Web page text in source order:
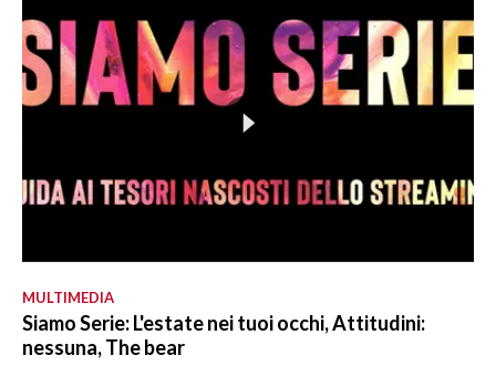
MULTIMEDIA
Siamo Serie: L'estate nei tuoi occhi, Attitudini:
nessuna, The bear